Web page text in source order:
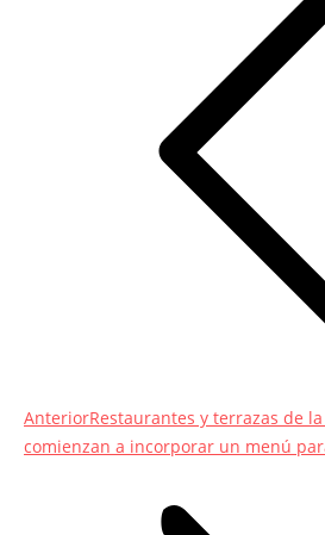
AnteriorEntrada
anterior:
Restaurantes y terrazas de
comienzan a incorporar un menú